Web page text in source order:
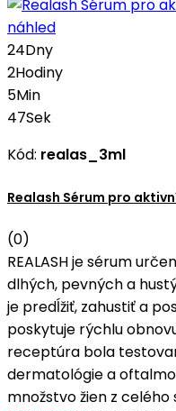
náhled
24Dny
2Hodiny
5Min
46Sek
Kód: realas_3ml
Realash Sérum pro
(0)
REALASH je sérum
dlhých, pevných a
je predĺžiť, zahustiť a
poskytuje rýchlu
receptúra bola
dermatológie a
množstvo žien z celého